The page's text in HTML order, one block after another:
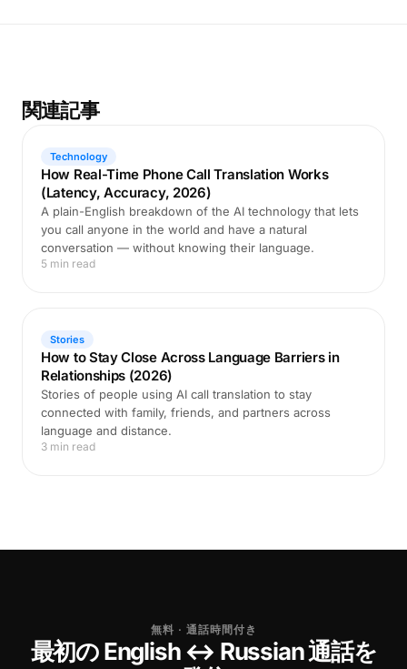
関連記事
Technology
How Real-Time Phone Call Translation Works
(Latency, Accuracy, 2026)
A plain-English breakdown of the AI technology that lets
you call anyone in the world and have a natural
conversation — without knowing their language.
5 min read
Stories
How to Stay Close Across Language Barriers in
Relationships (2026)
Stories of people using AI call translation to stay
connected with family, friends, and partners across
language and distance.
3 min read
無料 · 通話時間付き
最初の English ↔ Russian 通話を